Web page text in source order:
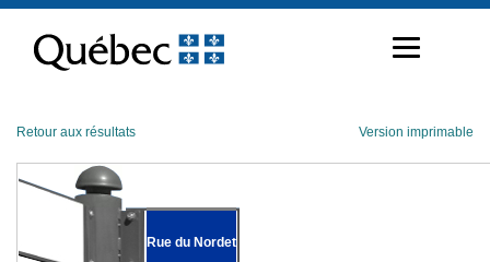
contenu
Retour aux résultats Version imprimable
Rue du Nordet